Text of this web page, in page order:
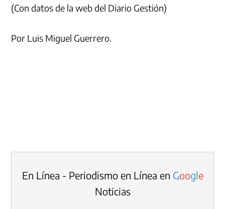
(Con datos de la web del Diario Gestión)
Por Luis Miguel Guerrero.
En Línea - Periodismo en Línea en Google
Noticias